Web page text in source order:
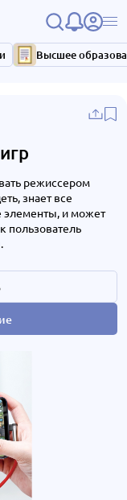
Высшее
режиссером
знает все
элементы, и может
пользователь